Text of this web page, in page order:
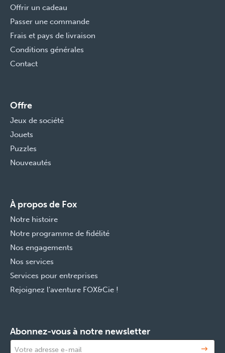
Offrir un cadeau
Passer une commande
Frais et pays de livraison
Conditions générales
Contact
Offre
Jeux de société
Jouets
Puzzles
Nouveautés
À propos de Fox
Notre histoire
Notre programme de fidélité
Nos engagements
Nos services
Services pour entreprises
Rejoignez l'aventure FOX&Cie !
Abonnez-vous à notre newsletter